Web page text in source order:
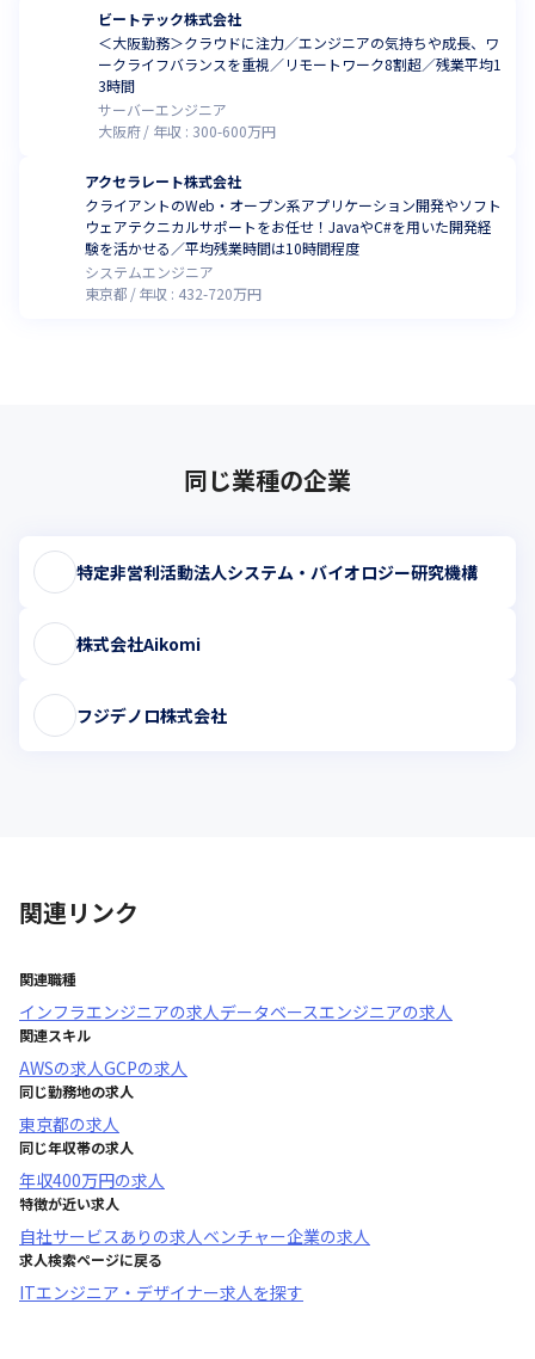
ビートテック株式会社
＜大阪勤務＞クラウドに注力／エンジニアの気持ちや成長、ワ
ークライフバランスを重視／リモートワーク8割超／残業平均1
3時間
サーバーエンジニア
大阪府
年収 : 300-600万円
アクセラレート株式会社
クライアントのWeb・オープン系アプリケーション開発やソフト
ウェアテクニカルサポートをお任せ！JavaやC#を用いた開発経
験を活かせる／平均残業時間は10時間程度
システムエンジニア
東京都
年収 : 432-720万円
同じ業種の企業
特定非営利活動法人システム・バイオロジー研究機構
株式会社Aikomi
フジデノロ株式会社
関連リンク
関連職種
インフラエンジニアの求人データベースエンジニアの求人
関連スキル
AWSの求人GCPの求人
同じ勤務地の求人
東京都の求人
同じ年収帯の求人
年収400万円の求人
特徴が近い求人
自社サービスあり の求人ベンチャー企業の求人
求人検索ページに戻る
ITエンジニア・デザイナー求人を探す